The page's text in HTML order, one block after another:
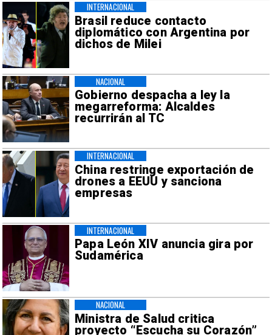
Brasil reduce contacto
diplomático con Argentina por
dichos de Milei
INTERNACIONAL
Gobierno despacha a ley la
megarreforma: Alcaldes
recurrirán al TC
NACIONAL
China restringe exportación de
drones a EEUU y sanciona
empresas
INTERNACIONAL
Papa León XIV anuncia gira por
Sudamérica
INTERNACIONAL
Ministra de Salud critica
proyecto “Escucha su Corazón”
NACIONAL